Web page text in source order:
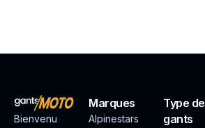
Bienvenu
Marques
Alpinestars
Type de
gants